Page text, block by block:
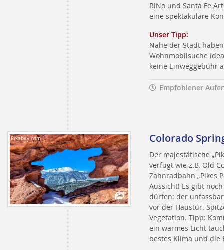
RiNo und Santa Fe
eine spektakuläre
Unser Tipp:
Nahe der Stadt
Wohnmobilsuche
keine Einweggebühr
Empfohlener
Pixabay.com Colorado
Der majestätische
verfügt wie z.B. Old
Zahnradbahn „Pikes
Aussicht! Es gibt
dürfen: der
vor der Haustür.
Vegetation. Tipp:
ein warmes Licht
bestes Klima und